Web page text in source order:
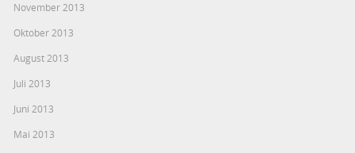
November 2013
Oktober 2013
August 2013
Juli 2013
Juni 2013
Mai 2013